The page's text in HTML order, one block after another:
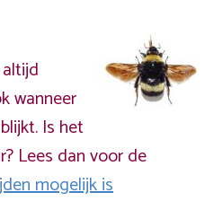
wanneer
Is het
Lees dan voor de
mogelijk is